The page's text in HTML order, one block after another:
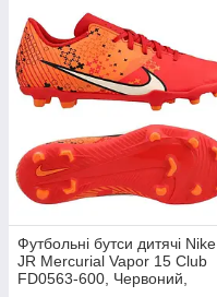
Футбольні бутси дитячі Nike
JR Mercurial Vapor 15 Club
FD0563-600, Червоний,